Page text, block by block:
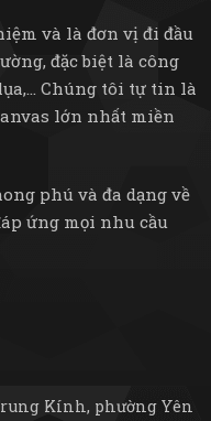
và là đơn vị đi đầu
đặc biệt là công
Chúng tôi tự tin là
lớn nhất miền
phú và đa dạng về
ứng mọi nhu cầu
Kính, phường Yên